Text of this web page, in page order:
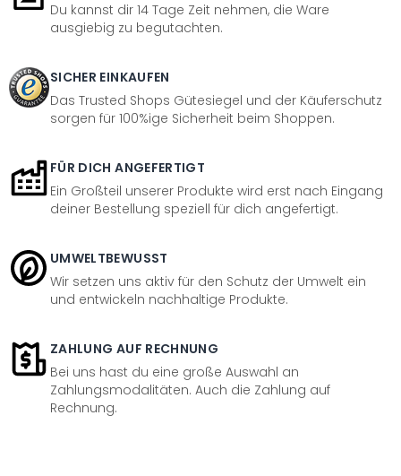
Du kannst dir 14 Tage Zeit nehmen, die Ware
ausgiebig zu begutachten.
SICHER EINKAUFEN
Das Trusted Shops Gütesiegel und der Käuferschutz
sorgen für 100%ige Sicherheit beim Shoppen.
FÜR DICH ANGEFERTIGT
Ein Großteil unserer Produkte wird erst nach Eingang
deiner Bestellung speziell für dich angefertigt.
UMWELTBEWUSST
Wir setzen uns aktiv für den Schutz der Umwelt ein
und entwickeln nachhaltige Produkte.
ZAHLUNG AUF RECHNUNG
Bei uns hast du eine große Auswahl an
Zahlungsmodalitäten. Auch die Zahlung auf
Rechnung.